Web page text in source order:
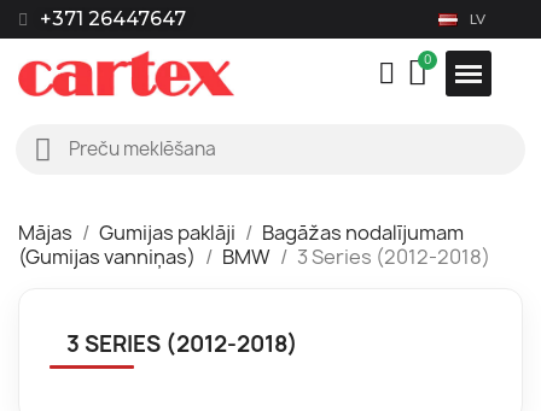
+371 26447647 LV
Mājas Gumijas paklāji
Bagāžas nodalījumam
(Gumijas vanniņas)
BMW 3 Series (2012-2018)
3 SERIES (2012-2018)